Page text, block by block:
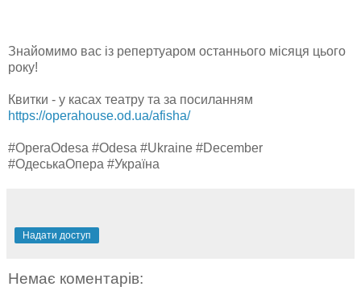
Знайомимо вас із репертуаром останнього місяця цього
року!
Квитки - у касах театру та за посиланням
https://operahouse.od.ua/afisha/
#OperaOdesa #Odesa #Ukraine #December
#ОдеськаОпера #Україна
Надати доступ
Немає коментарів: